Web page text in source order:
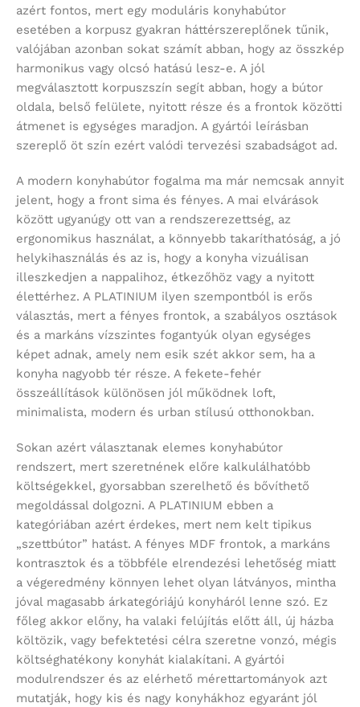
azért fontos, mert egy moduláris konyhabútor
esetében a korpusz gyakran háttérszereplőnek tűnik,
valójában azonban sokat számít abban, hogy az összkép
harmonikus vagy olcsó hatású lesz-e. A jól
megválasztott korpuszszín segít abban, hogy a bútor
oldala, belső felülete, nyitott része és a frontok közötti
átmenet is egységes maradjon. A gyártói leírásban
szereplő öt szín ezért valódi tervezési szabadságot ad.
A modern konyhabútor fogalma ma már nemcsak annyit
jelent, hogy a front sima és fényes. A mai elvárások
között ugyanúgy ott van a rendszerezettség, az
ergonomikus használat, a könnyebb takaríthatóság, a jó
helykihasználás és az is, hogy a konyha vizuálisan
illeszkedjen a nappalihoz, étkezőhöz vagy a nyitott
élettérhez. A PLATINIUM ilyen szempontból is erős
választás, mert a fényes frontok, a szabályos osztások
és a markáns vízszintes fogantyúk olyan egységes
képet adnak, amely nem esik szét akkor sem, ha a
konyha nagyobb tér része. A fekete-fehér
összeállítások különösen jól működnek loft,
minimalista, modern és urban stílusú otthonokban.
Sokan azért választanak elemes konyhabútor
rendszert, mert szeretnének előre kalkulálhatóbb
költségekkel, gyorsabban szerelhető és bővíthető
megoldással dolgozni. A PLATINIUM ebben a
kategóriában azért érdekes, mert nem kelt tipikus
„szettbútor” hatást. A fényes MDF frontok, a markáns
kontrasztok és a többféle elrendezési lehetőség miatt
a végeredmény könnyen lehet olyan látványos, mintha
jóval magasabb árkategóriájú konyháról lenne szó. Ez
főleg akkor előny, ha valaki felújítás előtt áll, új házba
költözik, vagy befektetési célra szeretne vonzó, mégis
költséghatékony konyhát kialakítani. A gyártói
modulrendszer és az elérhető mérettartományok azt
mutatják, hogy kis és nagy konyhákhoz egyaránt jól